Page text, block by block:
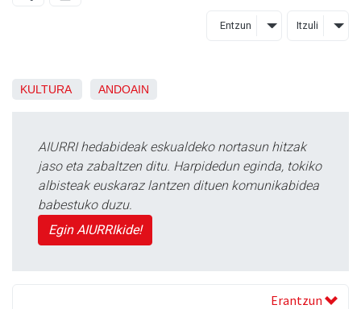
Entzun Itzuli
KULTURA ANDOAIN
AIURRI hedabideak eskualdeko nortasun hitzak
jaso eta zabaltzen ditu. Harpidedun eginda, tokiko
albisteak euskaraz lantzen dituen komunikabidea
babestuko duzu.
Egin AIURRIkide!
Erantzun